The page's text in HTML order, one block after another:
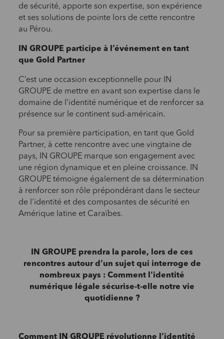
de sécurité, apporte son expertise, son expérience
et ses solutions de pointe lors de cette rencontre
au Pérou.
IN GROUPE participe à l’événement en tant
que Gold Partner
C’est une occasion exceptionnelle pour IN
GROUPE de mettre en avant son expertise dans le
domaine de l’identité numérique et de renforcer sa
présence sur le continent sud-américain.
Pour sa première participation, en tant que Gold
Partner, à cette rencontre avec une vingtaine de
pays, IN GROUPE marque son engagement avec
une région dynamique et en pleine croissance. IN
GROUPE témoigne également de sa détermination
à renforcer son rôle prépondérant dans le secteur
de l'identité et des composantes de sécurité en
Amérique latine et Caraïbes.
IN GROUPE prendra la parole, lors de ces
rencontres autour d’un sujet qui interroge de
nombreux pays : Comment l'identité
numérique légale sécurise-t-elle notre vie
quotidienne ?
Comment IN GROUPE révolutionne l’identité